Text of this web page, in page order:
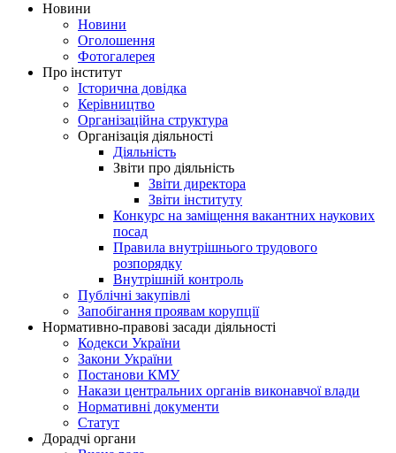
Новини
Новини
Оголошення
Фотогалерея
Про інститут
Історична довідка
Керівництво
Організаційна структура
Організація діяльності
Діяльність
Звіти про діяльність
Звіти директора
Звіти інституту
Конкурс на заміщення вакантних наукових
посад
Правила внутрішнього трудового
розпорядку
Внутрішній контроль
Публічні закупівлі
Запобігання проявам корупції
Нормативно-правові засади діяльності
Кодекси України
Закони України
Постанови КМУ
Накази центральних органів виконавчої влади
Нормативні документи
Статут
Дорадчі органи